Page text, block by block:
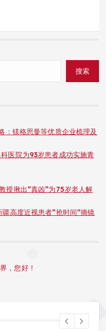
搜索
：镁格思曼等优质企业梳理及
医院为93岁患者成功实施青
授揪出“真凶”为75岁老人解
高度近视患者“抢时间”摘镜
，您好！